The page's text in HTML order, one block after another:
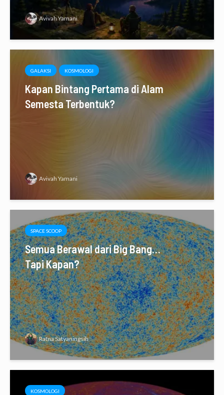
Avivah Yamani
GALAKSI KOSMOLOGI
Kapan Bintang Pertama di Alam
Semesta Terbentuk?
Avivah Yamani
SPACE SCOOP
Semua Berawal dari Big Bang…
Tapi Kapan?
Ratna Satyaningsih
KOSMOLOGI